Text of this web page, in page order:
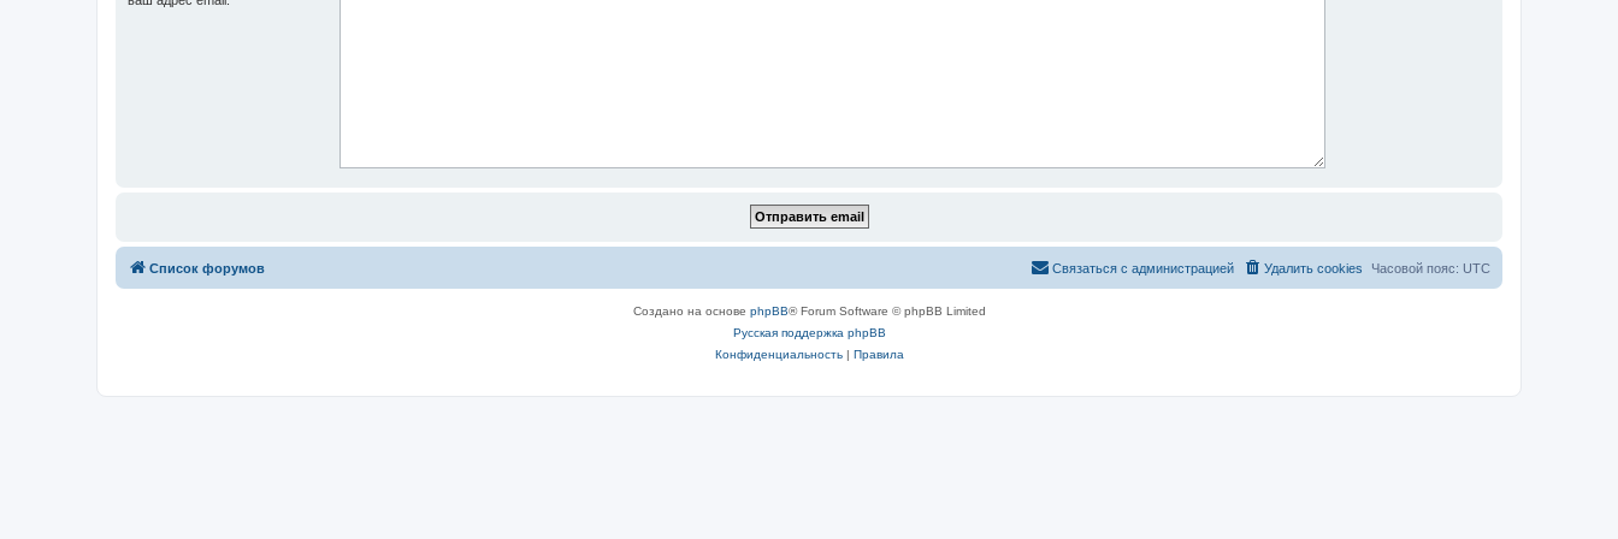
Список форумов Часовой пояс: UTC
Удалить cookies
Связаться с администрацией
Создано на основе phpBB® Forum Software © phpBB Limited
Русская поддержка phpBB
Конфиденциальность| Правила